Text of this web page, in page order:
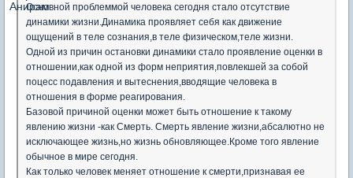
Основной проблеммой человека сегодня стало отсутствие
динамики жизни.Динамика проявляет себя как движение
ощущений в теле сознания,в теле физическом,теле жизни.
Одной из причин остановки динамики стало проявление оценки в
отношении,как одной из форм неприятия,повлекшей за собой
поцесс подавления и вытеснения,вводящие человека в
отношения в форме реагирования.
Базовой причиной оценки может быть отношение к такому
явлению жизни -как Смерть. Смерть явление жизни,абсалютно не
исключающее жизнь,но жизнь обновляющее.Кроме того явление
обычное в мире сегодня.
Как только человек меняет отношение к смерти,признавая ее